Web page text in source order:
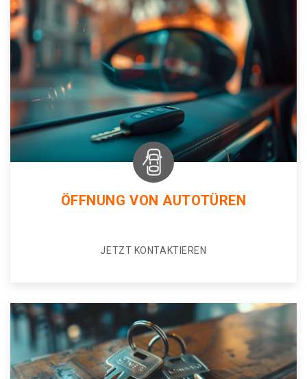
ÖFFNUNG VON AUTOTÜREN
JETZT KONTAKTIEREN